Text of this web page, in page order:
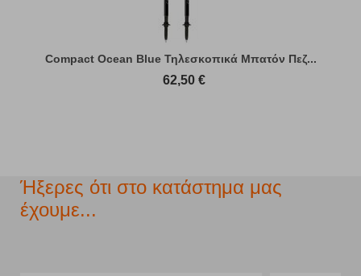
Compact Ocean Blue Τηλεσκοπικά Μπατόν Πεζ...
62,50 €
Ήξερες ότι στο κατάστημα μας
έχουμε...